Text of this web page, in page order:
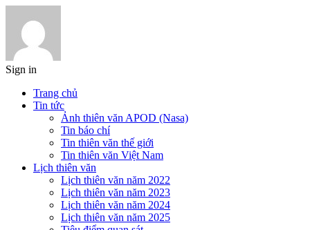
Sign in
Trang chủ
Tin tức
Ảnh thiên văn APOD (Nasa)
Tin báo chí
Tin thiên văn thế giới
Tin thiên văn Việt Nam
Lịch thiên văn
Lịch thiên văn năm 2022
Lịch thiên văn năm 2023
Lịch thiên văn năm 2024
Lịch thiên văn năm 2025